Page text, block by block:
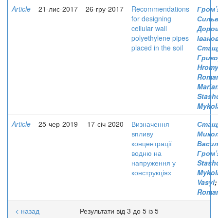
Article
21-лис-2017 26-гру-2017
Recommendations
for designing
cellular wall
polyethylene pipes
placed in the soil
Article
25-чер-2019 17-січ-2020
Визначення
впливу
концентрації
водню на
напруження у
конструкціях
Vasyl
Результати від 3 до 5 із 5
< назад